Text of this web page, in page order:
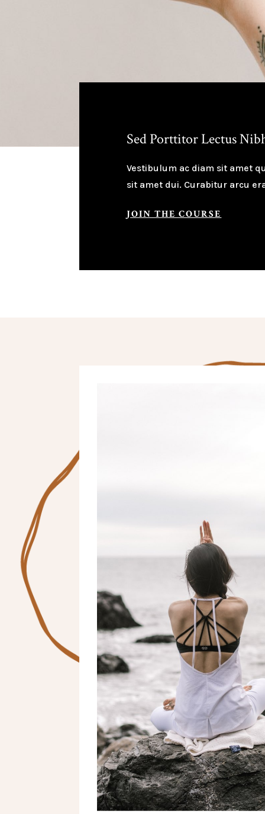
Sed Porttitor Lectus
Vestibulum ac diam sit amet
sit amet dui. Curabitur arcu
JOIN THE COURSE